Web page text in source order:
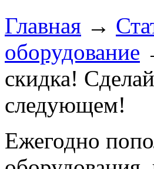
Главная →
оборудование
скидка!
следующем!
Ежегодно